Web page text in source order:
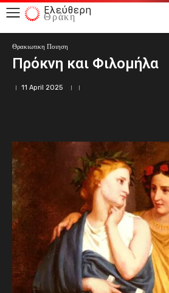
Ελεύθερη
Θράκη
Θρακιωτικη Ποιηση
Πρόκνη και Φιλομήλα
11 April 2025